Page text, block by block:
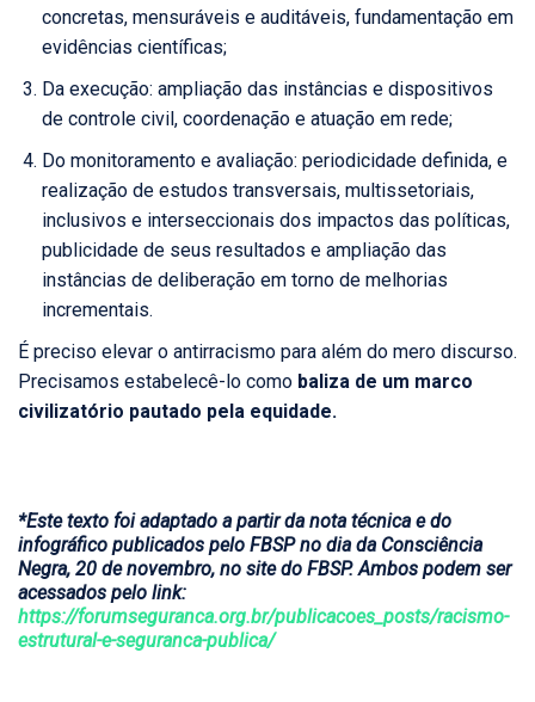
concretas, mensuráveis e auditáveis, fundamentação em
evidências científicas;
Da execução: ampliação das instâncias e dispositivos
de controle civil, coordenação e atuação em rede;
Do monitoramento e avaliação: periodicidade definida, e
realização de estudos transversais, multissetoriais,
inclusivos e interseccionais dos impactos das políticas,
publicidade de seus resultados e ampliação das
instâncias de deliberação em torno de melhorias
incrementais.
É preciso elevar o antirracismo para além do mero discurso.
Precisamos estabelecê-lo como baliza de um marco
civilizatório pautado pela equidade.
*Este texto foi adaptado a partir da nota técnica e do
infográfico publicados pelo FBSP no dia da Consciência
Negra, 20 de novembro, no site do FBSP. Ambos podem ser
acessados pelo link:
https://forumseguranca.org.br/publicacoes_posts/racismo-
estrutural-e-seguranca-publica/